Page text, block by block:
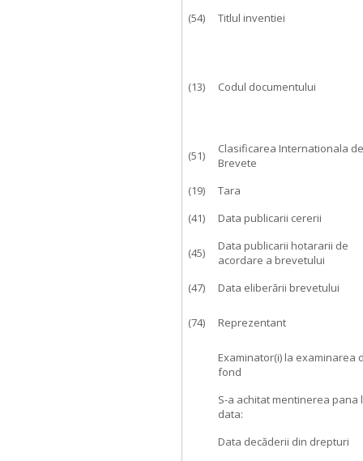
(54) Titlul inventiei
(13) Codul documentului
(51)
Clasificarea Internationala de
Brevete
(19)
Tara
(41)
Data publicarii cererii
(45)
Data publicarii hotararii de
acordare a brevetului
(47)
Data eliberării brevetului
(74) Reprezentant
Examinator(i) la examinarea
fond
S-a achitat mentinerea pana
data:
Data decăderii din drepturi